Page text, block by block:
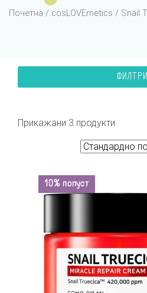
Почетна / cosLOVEmetics / Snail
ФИЛТРИ
Прикажани 3 продукти
10% попуст